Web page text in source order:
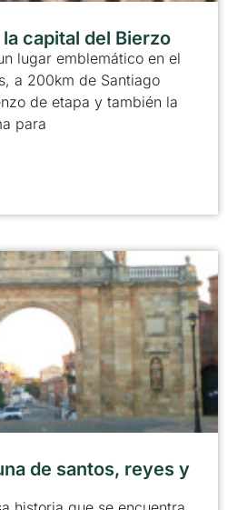
capital del Bierzo
lugar emblemático en el
a 200km de Santiago
de etapa y también la
para
de santos, reyes y